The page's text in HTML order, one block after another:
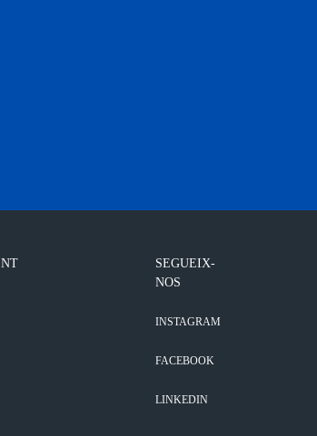
SEGUEIX-
NOS
INSTAGRAM
FACEBOOK
LINKEDIN